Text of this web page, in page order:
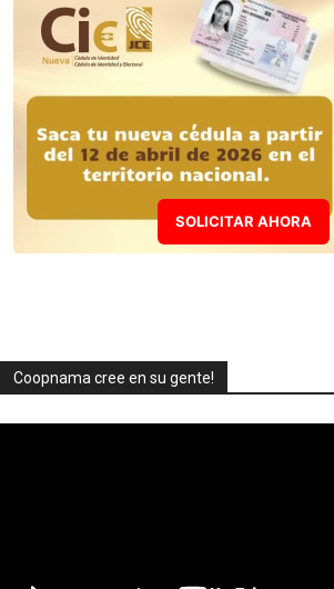
SOLICITAR AHORA
Coopnama cree en su gente!